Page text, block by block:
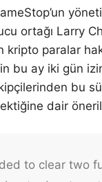
ortağı Larry
kripto paralar
bu ay iki gün
bu
dair
to clear two